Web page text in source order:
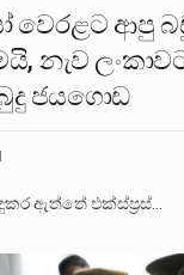
වෙරළට ආපු
නැව
ජයගොඩ
ඇත්තේ එක්ස්ප්‍රස්…